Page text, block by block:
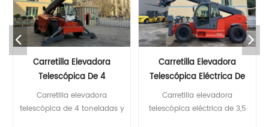
Carretilla Elevadora
Telescópica Eléctrica De
3,5 Toneladas Y 10 Metros
Carretilla elevadora
telescópica eléctrica de 3,5
Carretilla Elevadora
Telescópica Con Motor
Diésel Cummins EPA De 3,5
Toneladas Y 7 M De Altura
Carretilla elevadora
telescópica con motor diésel